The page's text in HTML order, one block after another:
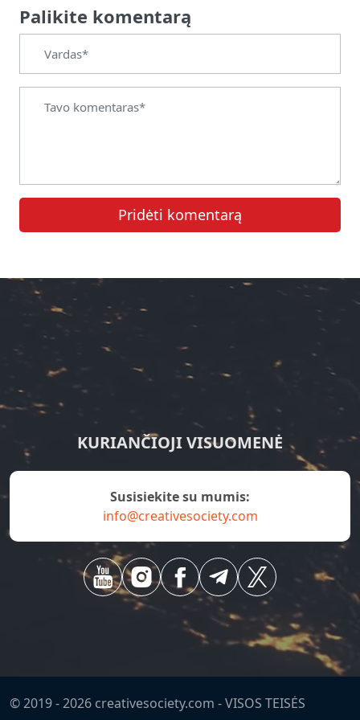
Palikite komentarą
Pridėti komentarą
KURIANČIOJI VISUOMENĖ
susisiekite su mumis:
info@creativesociety.com
© 2019 -2026 creativesociety.com -VISOS TEISĖS